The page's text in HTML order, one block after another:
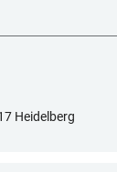
Heidelberg